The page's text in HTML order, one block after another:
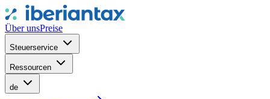
Über unsPreise
Steuerservice
Ressourcen
de